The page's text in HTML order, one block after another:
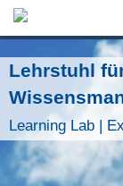
Lehrstuhl
Learning Lab |